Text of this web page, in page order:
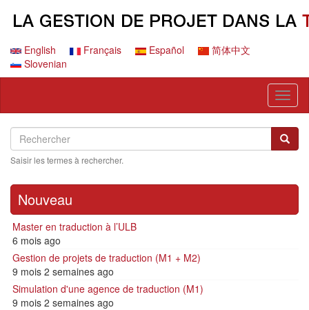
principalEnglish Français Español
简体中文
Slovenian
Search
Rechercher
Saisir les termes à rechercher.
Nouveau
Master en traduction à l’ULB
6 mois ago
Gestion de projets de traduction (M1 + M2)
9 mois 2 semaines ago
Simulation d'une agence de traduction (M1)
9 mois 2 semaines ago